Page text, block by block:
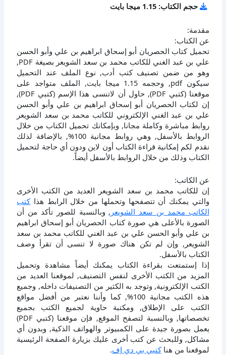
حجم الكتاب: 1.15 ميجا بايت
مقدمة:
عن الكتاب:
تحميل كتاب الحصريان أبو إسحاق ابراهيم بن علي وأبو الحسن
علي بن عبد الغني للكاتب محمد بن سعد الشويعر بصيغة PDF,
وهو من ضمن تصنيف كتب أدب, نوع الملف عند التحميل
سيكون pdf, وحجمه 1.15 ميجا بايت, الملف متواجد على
موقعنا (كتبي PDF), حاول أن لاتنسى هذا الإسم (كتبي PDF),
إن لكتاب الحصريان أبو إسحاق ابراهيم بن علي وأبو الحسن
علي بن عبد الغني الإلكتروني للكاتب محمد بن سعد الشويعر
روابط مباشرة وكاملة مجانا, وبإمكانك تحميل الكتاب من خلال
الروابط بالأسفل, وهي روابط مجانية 100%, بالإضافة لذلك
نقدم لكم إمكانية قراءة الكتاب أون لاين ودون أي حاجة لتحميل
الكتاب وذلك من خلال الروابط بالأسفل أيضاً.
عن الكاتب:
إن للكاتب محمد بن سعد الشويعر العديد من الكتب الأخرى
والتي يمكنك أن تتصفحها وتحملها من خلال الرابط هذاكتب
الكاتب محمد بن سعد الشويعر , وبالنسبة للصور تأكد من أن
الصورة بالأعلى هي صورة كتاب الحصريان أبو إسحاق ابراهيم
بن علي وأبو الحسن علي بن عبد الغني للكاتب محمد بن سعد
الشويعر, وإن لم تكن هناك صورة لا تنسى أن تقرأ وصف
الكتاب بالأسفل.
إذا إستمتعت بقراءة الكتاب يمكنك أيضاً مشاهدة وتحميل
المزيد من الكتب الأخرى لنفس التصنيف, لموقعنا العديد من
الكتب الإلكترونية, وتوجد به الكثير من التصنيفات داخله, وجميع
هذه الكتب مجانية 100%, كما وأننا نعتبر من أفضل مواقع
الكتب على الإطلاق, ومكتبة حاوية لجميع الكتب بجميع
تخصصاتها, وبالنسبة لتصفح الموقع, فإن موقعنا (كتبي PDF)
يعمل بصورة جيدة على الكمبيوتر والهواتف الذكية, وبدون أي
مشاكل, وللبحث عن كتب أخرى عليك بزيارة الصفحة الرئيسية
لموقعنا من هناكتبي بي دي إف.